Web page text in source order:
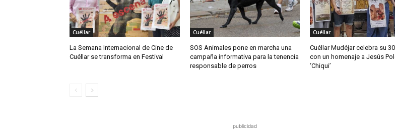
Cuéllar
La Semana Internacional de Cine de
Cuéllar se transforma en Festival
Cuéllar
SOS Animales pone en marcha una
campaña informativa para la tenencia
responsable de perros
Cuéllar
Cuéllar Mudéjar celebra su
con un homenaje a Jesús
‘Chiqui’
publicidad